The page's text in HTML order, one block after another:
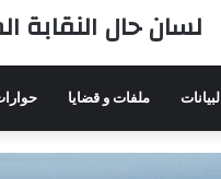
لسان حال النقابة
البيانات ملفات و قضايا